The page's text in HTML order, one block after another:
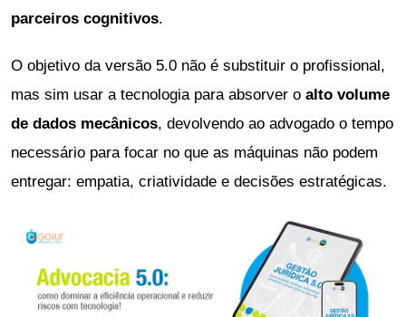
parceiros cognitivos.
O objetivo da versão 5.0 não é substituir o profissional,
mas sim usar a tecnologia para absorver o alto volume
de dados mecânicos, devolvendo ao advogado o tempo
necessário para focar no que as máquinas não podem
entregar: empatia, criatividade e decisões estratégicas.